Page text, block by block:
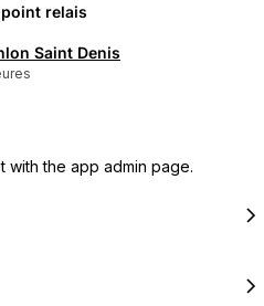
relais
Saint Denis
the app admin page.